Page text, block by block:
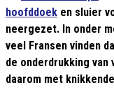
hoofddoek en sluier
neergezet. In onder
veel Fransen vinden
de onderdrukking van
daarom met